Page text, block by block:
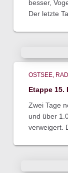
besser,
Der letzte
OSTSEE
Etappe 15.
Zwei Tage
und über
verweigert.